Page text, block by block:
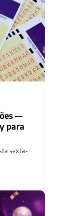
—
para
sexta-